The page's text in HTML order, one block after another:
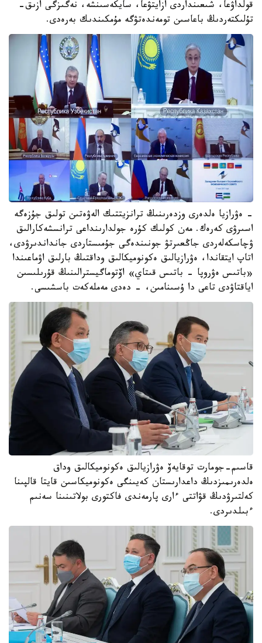
قولداۋعا، شىعىنداردى ازايتۋعا، سايكەسىنشە، نەگىزگى ازىق-
تۇلىكتەردىڭ باعاسىن تومەندەتۋگە مۇمكىندىك بەرەدى.
- ەۋرازيا ەلدەرى وزدەرىنىڭ ترانزيتتىك الەۋەتىن تولىق جۇزەگە
اسىرۋى كەرەك. مەن كولىك كۇرە جولدارىنداعى ترانسشەكارالىق
ۋچاسكەلەردى جاڭعىرتۋ جونىندەگى جۇمىستاردى جانداندىرۋدى،
اتاپ ايتقاندا، ەۋرازيالىق ەكونوميكالىق وداقتىڭ بارلىق اۋماعىندا
«باتىس ەۋروپا - باتىس قىتاي» اۆتوماگيسترالىنىڭ قۇرىلىسىن
اياقتاۋدى تاعى دا ۇسىنامىن، - دەدى مەملەكەت باسشىسى.
قاسىم-جومارت توقايەۆ ەۋرازيالىق ەكونوميكالىق وداق
ەلدەرىمىزدىڭ داعدارىستان كەيىنگى ەكونوميكاسىن قايتا قالپىنا
كەلتىرۋدىڭ قۋاتتى ءارى پارمەندى فاكتورى بولاتىنىنا سەنىم
ءبىلدىردى.